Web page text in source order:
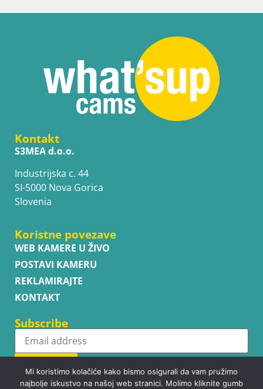
Kontakt
S3MEA d.o.o.
Industrijska c. 44
SI-5000 Nova Gorica
Slovenia
Koristne povezave
WEB KAMERE U ŽIVO
POSTAVI KAMERU
REKLAMIRAJTE
KONTAKT
Subscribe
Subscribe
Mi koristimo kolačiće kako bismo osigurali da vam pružimo
najbolje iskustvo na našoj web stranici. Molimo kliknite gumb